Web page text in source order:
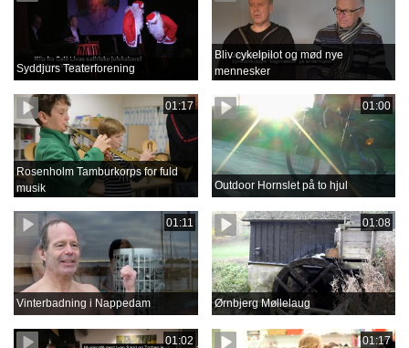
Syddjurs Teaterforening
Bliv cykelpilot og mød nye
mennesker
01:17
Rosenholm Tamburkorps for fuld
musik
01:00
Outdoor Hornslet på to hjul
01:11
Vinterbadning i Nappedam
01:08
Ørnbjerg Møllelaug
01:02 01:17